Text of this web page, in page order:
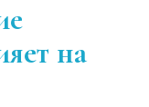
на